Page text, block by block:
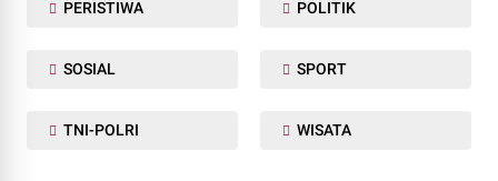
PERISTIWA POLITIK
SOSIAL SPORT
TNI-POLRI WISATA